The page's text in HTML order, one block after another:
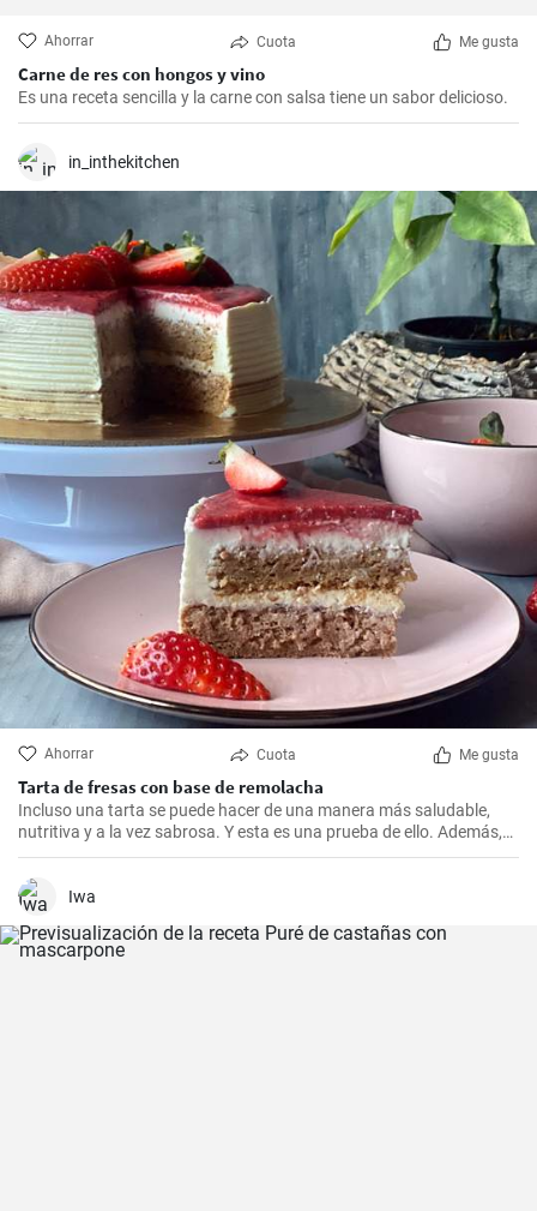
Ahorrar Cuota Me gusta
Carne de res con hongos y vino
Es una receta sencilla y la carne con salsa tiene un sabor delicioso.
in_inthekitchen
Ahorrar Cuota Me gusta
Tarta de fresas con base de remolacha
Incluso una tarta se puede hacer de una manera más saludable,
nutritiva y a la vez sabrosa. Y esta es una prueba de ello. Además,
se ve genial y no notarás la diferencia en sabor en comparación con
las tradicionales.
Iwa